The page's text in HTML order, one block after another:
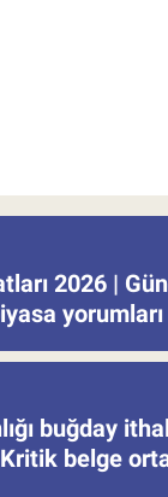
2026 |
yorumları
buğday
belge